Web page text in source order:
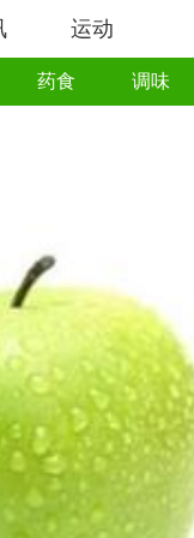
运动
药食 调味